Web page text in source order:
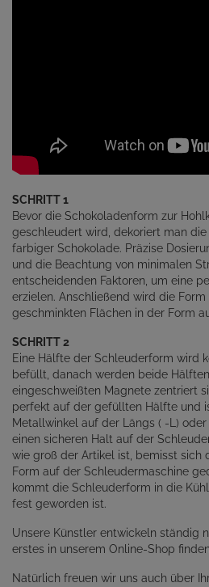
SCHRITT 1
Bevor die Schokoladenform zur
geschleudert wird, dekoriert man
farbiger Schokolade. Präzise
und die Beachtung von minimalen
entscheidenden Faktoren, um eine
erzielen. Anschließend wird die
geschminkten Flächen in der Form
SCHRITT 2
Eine Hälfte der Schleuderform wird
befüllt, danach werden beide
eingeschweißten Magnete zentriert
perfekt auf der gefüllten Hälfte und
Metallwinkel auf der Längs ( -L)
einen sicheren Halt auf der
wie groß der Artikel ist, bemisst sich
Form auf der Schleudermaschine
kommt die Schleuderform in die
fest geworden ist.
Unsere Künstler entwickeln ständig
erstes in unserem Online-Shop
Natürlich freuen wir uns auch über